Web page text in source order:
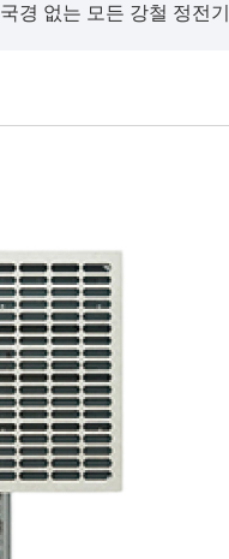
국경 없는 모든 강철 정전